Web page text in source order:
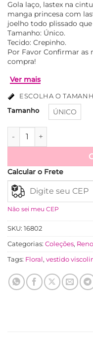
Gola laço, lastex na
manga princesa com
joelho todo plissado
Tamanho: Único.
Tecido: Crepinho.
Por Favor Confirmar as
compra!
Ver mais
ESCOLHA O
Tamanho ÚNICO
Vestido Crepinho
Calcular o Frete
Não sei meu CEP
SKU: 16802
Categorias: Coleções,
Tags: Floral, vestido